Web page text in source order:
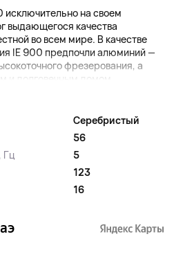
исключительно на своем
выдающегося качества
во всем мире. В качестве
IE 900 предпочли алюминий —
фрезерования, а
и долговечным домом...
Серебристый
56
Гц
5
123
16